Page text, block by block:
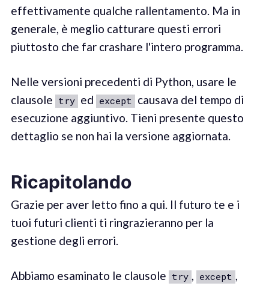
effettivamente qualche rallentamento. Ma in
generale, è meglio catturare questi errori
piuttosto che far crashare l'intero programma.
Nelle versioni precedenti di Python, usare le
clausole try ed except causava del tempo di
esecuzione aggiuntivo. Tieni presente questo
dettaglio se non hai la versione aggiornata.
Ricapitolando
Grazie per aver letto fino a qui. Il futuro te e i
tuoi futuri clienti ti ringrazieranno per la
gestione degli errori.
Abbiamo esaminato le clausole try , except ,